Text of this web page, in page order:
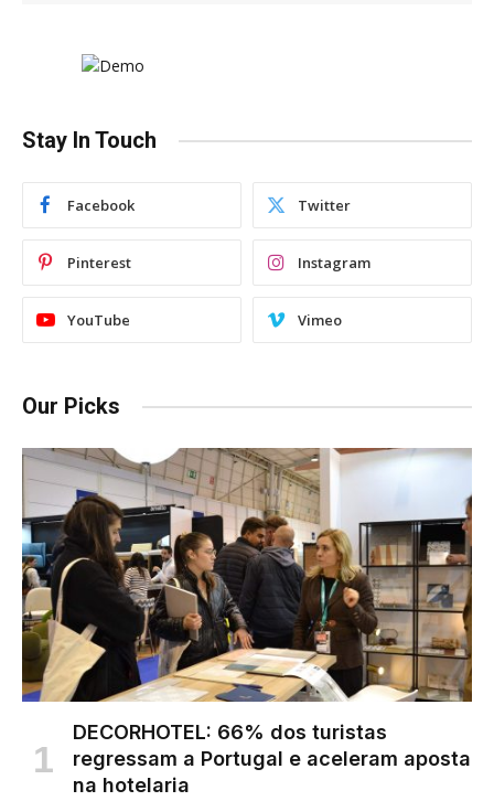
Stay In Touch
Facebook Twitter
Pinterest Instagram
YouTube Vimeo
Our Picks
DECORHOTEL: 66% dos turistas
regressam a Portugal e aceleram aposta
na hotelaria